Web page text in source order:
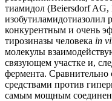
тиамидол (Beiersdorf AG,
изобутиламидотиазолил
конкурентным и очень
тирозиназы человека in
молекулы
связующем участке и,
фермента.
средствами против
самым мощным